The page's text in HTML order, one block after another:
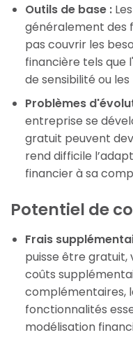
Outils de base :
généralement des
pas couvrir les
financière tels que
de sensibilité ou
Problèmes
entreprise se
gratuit peuvent
rend difficile
financier à sa
Potentiel de
Frais
puisse être gratuit,
coûts
complémentaires,
fonctionnalités
modélisation